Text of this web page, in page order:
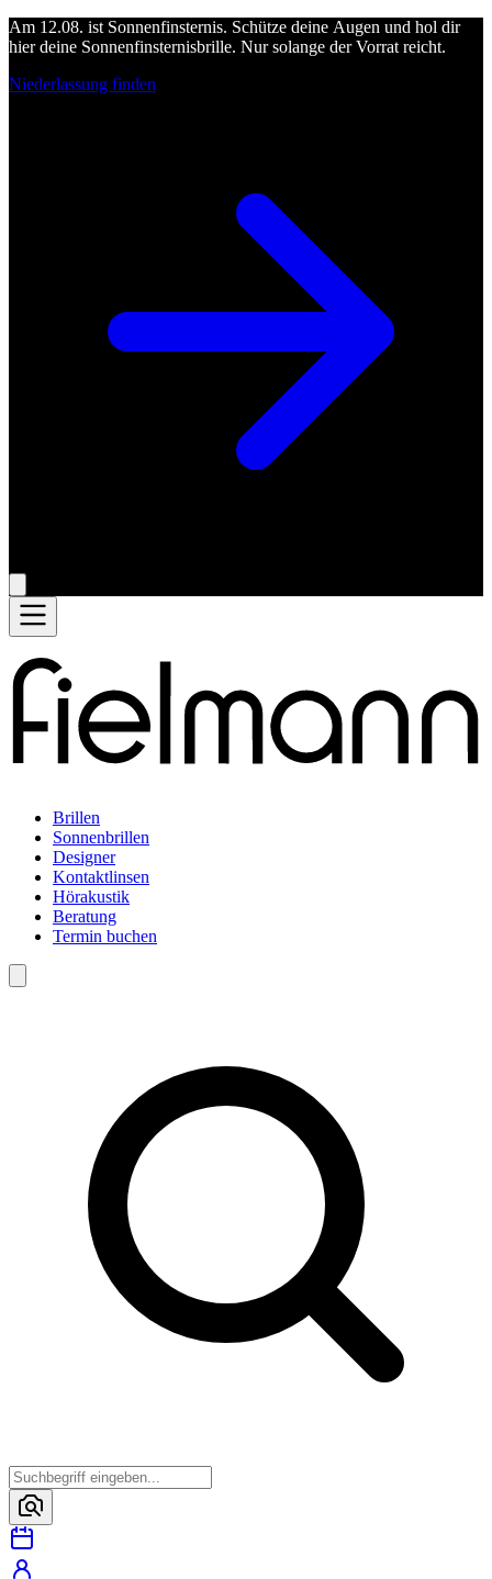
Am 12.08. ist Sonnenfinsternis. Schütze deine Augen und hol dir
hier deine Sonnenfinsternisbrille. Nur solange der Vorrat reicht.
Niederlassung finden
Brillen
Sonnenbrillen
Designer
Kontaktlinsen
Hörakustik
Beratung
Termin buchen